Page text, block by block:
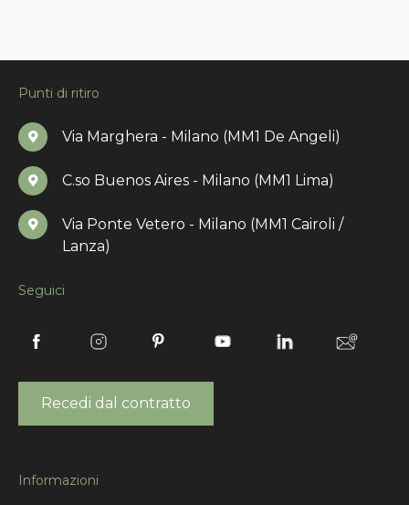
Punti di ritiro
Via Marghera - Milano (MM1 De Angeli)
C.so Buenos Aires - Milano (MM1 Lima)
Via Ponte Vetero - Milano (MM1 Cairoli /
Lanza)
Seguici
Recedi dal contratto
Informazioni